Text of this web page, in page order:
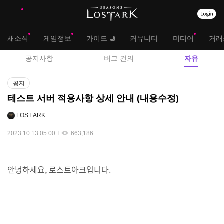
대
메
새소식 게임정보 가이드 커뮤니티 미디어 거
서
메
공지사항 버그 건의 자유
게
시
판
공지
테스트 서버 적용사항 상세 안내 (내용수정)
LOST ARK
2023.10.13 05:00 663,186
안녕하세요, 로스트아크입니다.